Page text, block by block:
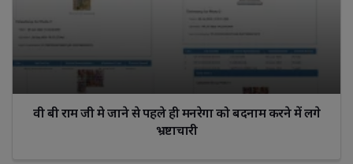
वी बी राम जी मे जाने से पहले ही मनरेगा को बदनाम करने में लगे
भ्रष्टाचारी